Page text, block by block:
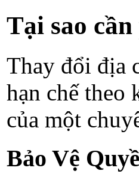
Tại sao
Thay đổi địa
hạn chế theo
của một
Bảo Vệ